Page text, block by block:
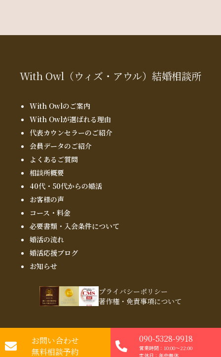
お問い合わせ
無料相談予約
090-5328-9918
営業時間：10:00～22:00
定休日：年中無休
With Owl （ウィズ・アウル） 結婚相談所
With Owlのご案内
With Owlが選ばれる理由
代表カウンセラーのご紹介
会員データのご紹介
よくあるご質問
相談所概要
40代・50代からの婚活
お客様の声
コース・料金
必要書類・入会条件について
婚活の流れ
婚活応援ブログ
お知らせ
プライバシーポリシー
著作権・免責事項について
©2026With Owl（ウィズ・アウル） 結婚相談所